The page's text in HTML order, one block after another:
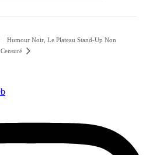
Humour Noir, Le Plateau Stand-Up Non
Censuré